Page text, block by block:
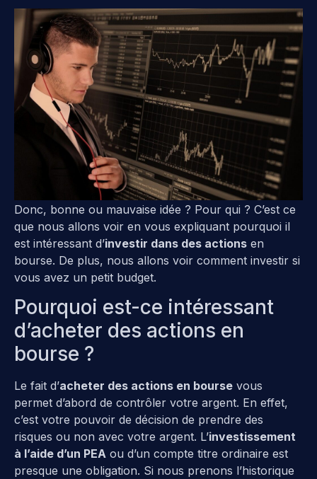
Donc, bonne ou mauvaise idée ? Pour qui ? C’est ce
que nous allons voir en vous expliquant pourquoi il
est intéressant d’investir dans des actions en
bourse. De plus, nous allons voir comment investir si
vous avez un petit budget.
Pourquoi est-ce intéressant
d’acheter des actions en
bourse ?
Le fait d’acheter des actions en bourse vous
permet d’abord de contrôler votre argent. En effet,
c’est votre pouvoir de décision de prendre des
risques ou non avec votre argent. L’investissement
à l’aide d’un PEA ou d’un compte titre ordinaire est
presque une obligation. Si nous prenons l’historique